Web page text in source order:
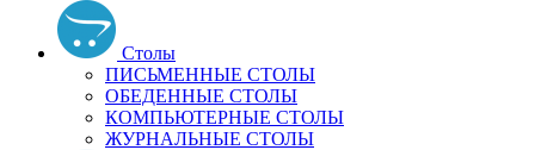
Столы
ПИСЬМЕННЫЕ СТОЛЫ
ОБЕДЕННЫЕ СТОЛЫ
КОМПЬЮТЕРНЫЕ СТОЛЫ
ЖУРНАЛЬНЫЕ СТОЛЫ